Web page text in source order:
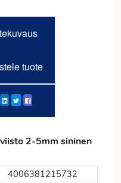
tuote
2-5mm sininen
4006381215732